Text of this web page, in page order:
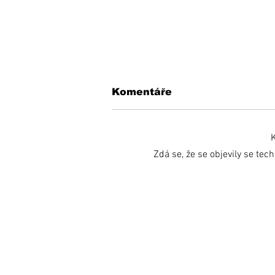
Komentáře
Zdá se, že se objevily se